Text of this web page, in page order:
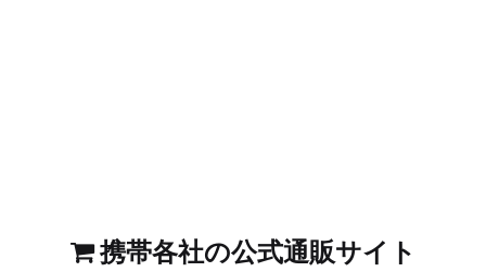
携帯各社の公式通販サイト